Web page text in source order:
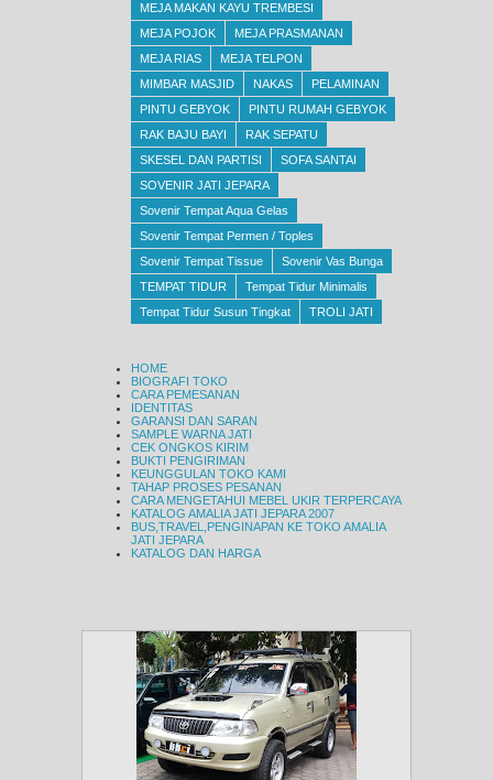
MEJA MAKAN KAYU TREMBESI
MEJA POJOK
MEJA PRASMANAN
MEJA RIAS
MEJA TELPON
MIMBAR MASJID
NAKAS
PELAMINAN
PINTU GEBYOK
PINTU RUMAH GEBYOK
RAK BAJU BAYI
RAK SEPATU
SKESEL DAN PARTISI
SOFA SANTAI
SOVENIR JATI JEPARA
Sovenir Tempat Aqua Gelas
Sovenir Tempat Permen / Toples
Sovenir Tempat Tissue
Sovenir Vas Bunga
TEMPAT TIDUR
Tempat Tidur Minimalis
Tempat Tidur Susun Tingkat
TROLI JATI
HOME
BIOGRAFI TOKO
CARA PEMESANAN
IDENTITAS
GARANSI DAN SARAN
SAMPLE WARNA JATI
CEK ONGKOS KIRIM
BUKTI PENGIRIMAN
KEUNGGULAN TOKO KAMI
TAHAP PROSES PESANAN
CARA MENGETAHUI MEBEL UKIR TERPERCAYA
KATALOG AMALIA JATI JEPARA 2007
BUS,TRAVEL,PENGINAPAN KE TOKO AMALIA
JATI JEPARA
KATALOG DAN HARGA